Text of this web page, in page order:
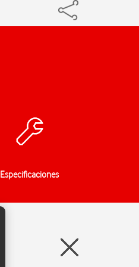
Especificaciones